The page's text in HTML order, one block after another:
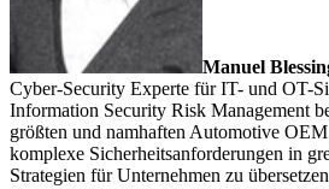
Manuel
Cyber-Security Experte für IT- und OT-
Information Security Risk Management
größten und namhaften Automotive
komplexe Sicherheitsanforderungen in
Strategien für Unternehmen zu